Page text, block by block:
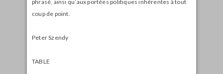
phrasé, ainsi qu’aux portées politiques inhérentes à tout
coup de point.
Peter Szendy
TABLE